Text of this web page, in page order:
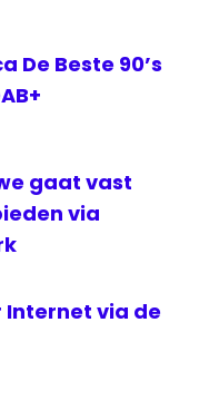
De Beste 90’s
gaat vast
via
Internet via de